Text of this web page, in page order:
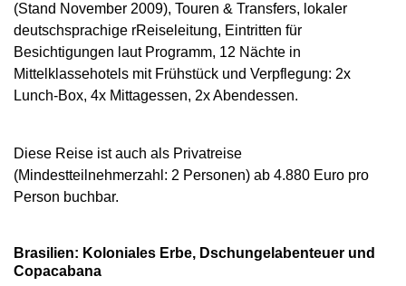
(Stand November 2009), Touren & Transfers, lokaler
deutschsprachige rReiseleitung, Eintritten für
Besichtigungen laut Programm, 12 Nächte in
Mittelklassehotels mit Frühstück und Verpflegung: 2x
Lunch-Box, 4x Mittagessen, 2x Abendessen.
Diese Reise ist auch als Privatreise
(Mindestteilnehmerzahl: 2 Personen) ab 4.880 Euro pro
Person buchbar.
Brasilien: Koloniales Erbe, Dschungelabenteuer und
Copacabana